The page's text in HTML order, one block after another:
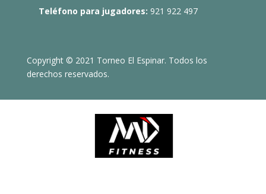
Teléfono para jugadores: 921 922 497
Copyright © 2021 Torneo El Espinar. Todos los
derechos reservados.